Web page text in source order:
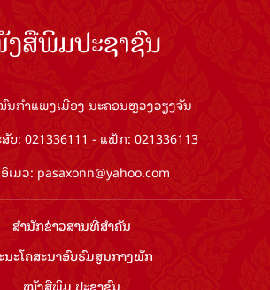
ສືພິມປະຊາຊົນ
ກຳແພງເມືອງ ນະຄອນຫຼວງວຽງຈັນ
ບ: 021336111 - ແຟັກ: 021336113
ອີເມວ: pasaxonn@yahoo.com
ສຳ​ນັກ​ຂ່າວ​ສານ​ທີ່​ສຳ​ຄັນ​
ນະໂຄສະນາອົບຮົມ​ສູນ​ກາງ​ພັກ
ໜັງສືພິມ ປະ​ຊາ​ຊົນ